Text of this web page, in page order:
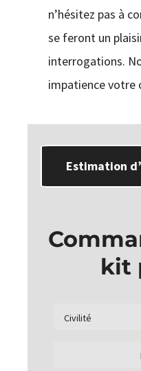
n’hésitez pas à
se feront un
interrogations.
impatience votre
Estimation
kit